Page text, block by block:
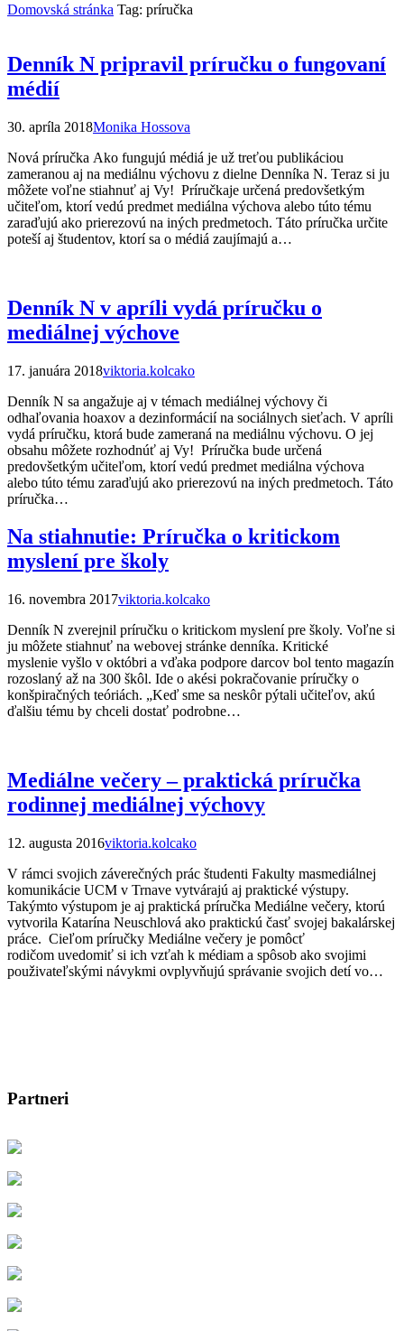
Domovská stránka Tag: príručka
Denník N pripravil príručku o fungovaní
médií
30. apríla 2018Monika Hossova
Nová príručka Ako fungujú médiá je už treťou publikáciou
zameranou aj na mediálnu výchovu z dielne Denníka N. Teraz si ju
môžete voľne stiahnuť aj Vy! Príručkaje určená predovšetkým
učiteľom, ktorí vedú predmet mediálna výchova alebo túto tému
zaraďujú ako prierezovú na iných predmetoch. Táto príručka určite
poteší aj študentov, ktorí sa o médiá zaujímajú a…
Denník N v apríli vydá príručku o
mediálnej výchove
17. januára 2018viktoria.kolcako
Denník N sa angažuje aj v témach mediálnej výchovy či
odhaľovania hoaxov a dezinformácií na sociálnych sieťach. V apríli
vydá príručku, ktorá bude zameraná na mediálnu výchovu. O jej
obsahu môžete rozhodnúť aj Vy! Príručka bude určená
predovšetkým učiteľom, ktorí vedú predmet mediálna výchova
alebo túto tému zaraďujú ako prierezovú na iných predmetoch. Táto
príručka…
Na stiahnutie: Príručka o kritickom
myslení pre školy
16. novembra 2017viktoria.kolcako
Denník N zverejnil príručku o kritickom myslení pre školy. Voľne si
ju môžete stiahnuť na webovej stránke denníka. Kritické
myslenie vyšlo v októbri a vďaka podpore darcov bol tento magazín
rozoslaný až na 300 škôl. Ide o akési pokračovanie príručky o
konšpiračných teóriách. „Keď sme sa neskôr pýtali učiteľov, akú
ďalšiu tému by chceli dostať podrobne…
Mediálne večery – praktická príručka
rodinnej mediálnej výchovy
12. augusta 2016viktoria.kolcako
V rámci svojich záverečných prác študenti Fakulty masmediálnej
komunikácie UCM v Trnave vytvárajú aj praktické výstupy.
Takýmto výstupom je aj praktická príručka Mediálne večery, ktorú
vytvorila Katarína Neuschlová ako praktickú časť svojej bakalárskej
práce. Cieľom príručky Mediálne večery je pomôcť
rodičom uvedomiť si ich vzťah k médiam a spôsob ako svojimi
použivateľskými návykmi ovplyvňujú správanie svojich detí vo…
Partneri